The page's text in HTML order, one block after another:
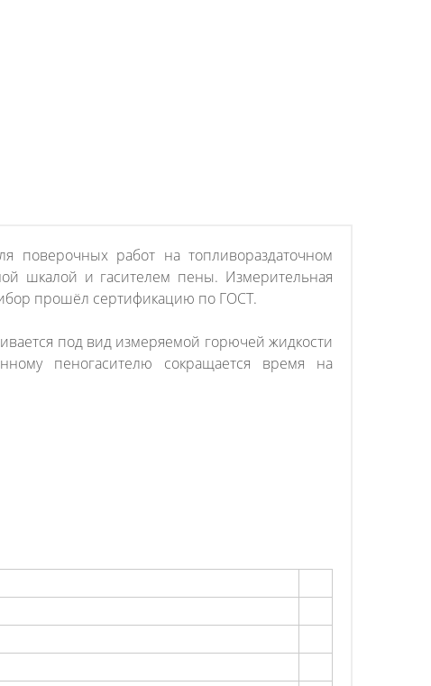
работ на топливораздаточном
шкалой и гасителем пены. Измерительная
прошёл сертификацию по ГОСТ.
под вид измеряемой горючей жидкости
пеногасителю сокращается время на